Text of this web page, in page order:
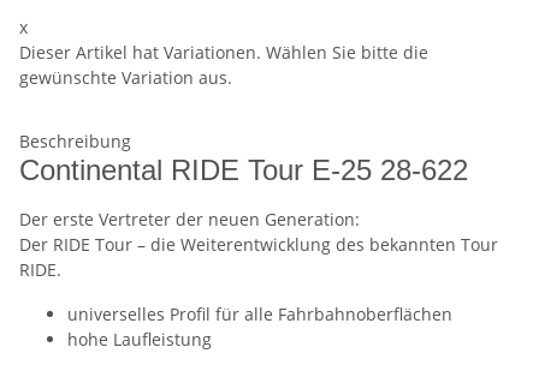
x
Dieser Artikel hat Variationen. Wählen Sie bitte die
gewünschte Variation aus.
Beschreibung
Continental RIDE Tour E-25 28-622
Der erste Vertreter der neuen Generation:
Der RIDE Tour – die Weiterentwicklung des bekannten Tour
RIDE.
universelles Profil für alle Fahrbahnoberflächen
hohe Laufleistung